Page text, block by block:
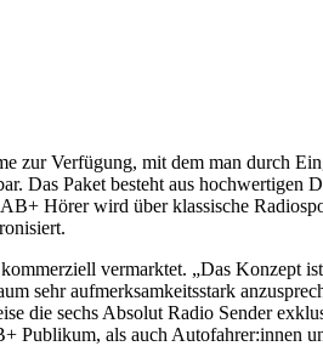
Verfügung, mit dem man durch
Das Paket besteht aus
Hörer wird über klassische
vermarktet. „Das Konzept
sehr aufmerksamkeitsstark
die sechs Absolut Radio Sender
Publikum, als auch Autofahrer:innen